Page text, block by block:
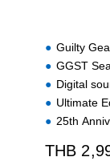
Guilty
GGST
Digital
Ultimate
25th
THB